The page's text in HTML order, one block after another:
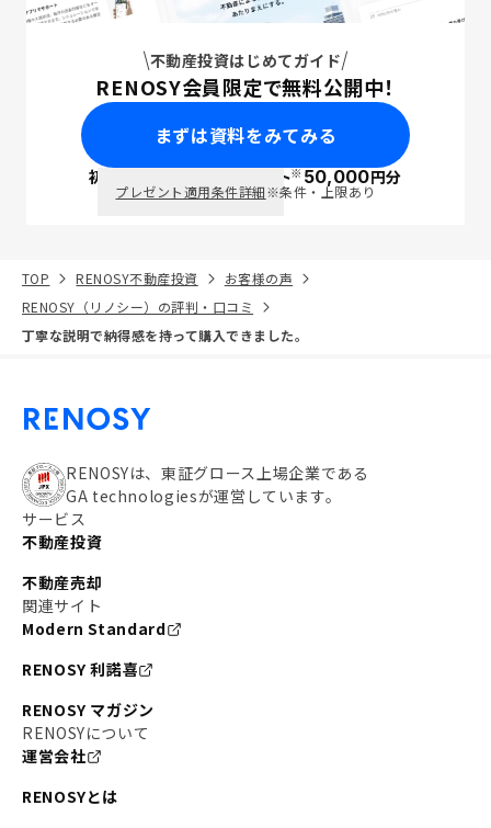
不動産投資はじめてガイド
RENOSY会員限定で無料公開中！
まずは資料をみてみる
初回面談で ポイント※50,000円分
プレゼント適用条件詳細※条件・上限あり
TOP RENOSY不動産投資
お客様の声
RENOSY（リノシー）の評判・口コミ
丁寧な説明で納得感を持って購入できました。
RENOSYは、東証グロース上場企業である
GA technologiesが運営しています。
サービス
不動産投資
不動産売却
関連サイト
Modern Standard
RENOSY 利諾喜
RENOSY マガジン
RENOSYについて
運営会社
RENOSYとは